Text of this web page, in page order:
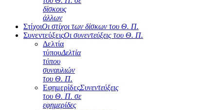
δίσκους
άλλων
ΣτίχοιΟι στίχοι των δίσκων του Θ. Π.
ΣυνεντεύξειςΟι συνεντεύξεις του Θ. Π.
Δελτία
τύπουΔελτία
τύπου
συναυλιών
του Θ. Π.
ΕφημερίδεςΣυνεντεύξεις
του Θ. Π. σε
εφημερίδες